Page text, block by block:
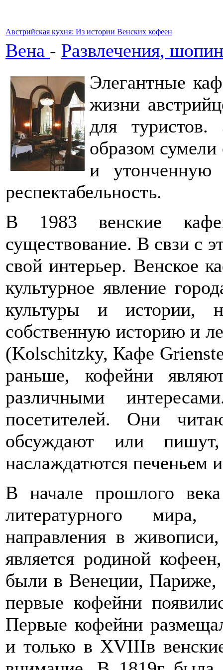
Австрийская кухня: Из истории Венских кофеен
Вена - Развлечения,
Элегантные
жизни
для туристов.
образом
и утонченную
респектабельность.
В 1983 венские
существование. В свзи с
свой интерьер. Венское
культурное явление
культуры и истории,
собственную историю и
(Kolschitzky, Кафе
раньше, кофейни
различными
посетителей. Они
обсуждают или
наслаждатются печеньем
В начале прошлого
литературного
направления в
является родиной
были в Венеции,
первые кофейни
Первые кофейни
и только в XVIIIв